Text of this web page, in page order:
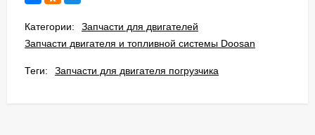
Категории:
Запчасти для двигателей
Запчасти двигателя и топливной системы Doosan
Теги: Запчасти для двигателя погрузчика